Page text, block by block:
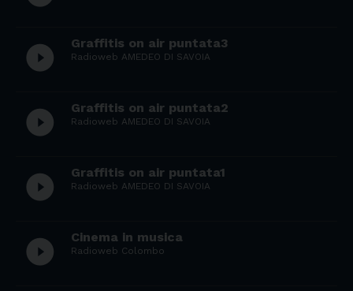
play_circle_filled Graffitis on air puntata3
Radioweb AMEDEO DI SAVOIA
play_circle_filled Graffitis on air puntata2
Radioweb AMEDEO DI SAVOIA
play_circle_filled Graffitis on air puntata1
Radioweb AMEDEO DI SAVOIA
play_circle_filled Cinema in musica
Radioweb Colombo